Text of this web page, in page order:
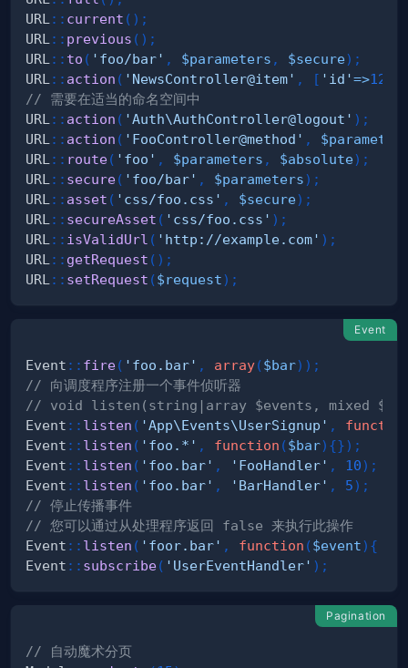
URL :: current ( ) ;
URL :: previous ( ) ;
URL :: to ( 'foo/bar' , $parameters , $secure) ;
URL :: action ( 'NewsController@item' , [ 'id'=>123
// 需要在适当的命名空间中
URL :: action ( 'Auth\AuthController@logout' ) ;
URL :: action ( 'FooController@method' ,
URL :: route( 'foo' , $parameters , $absolute) ;
URL :: secure( 'foo/bar' , $parameters) ;
URL :: asset ( 'css/foo.css' , $secure) ;
URL :: secureAsset ( 'css/foo.css' ) ;
URL :: isValidUrl ( 'http://example.com' ) ;
URL :: getRequest ( ) ;
URL :: setRequest ($request) ;
Event
Event :: fire( 'foo.bar' , array($bar) ) ;
// 向调度程序注册一个事件侦听器
// void listen(string|array $events, mixed
Event :: listen ( 'App\Events\UserSignup' ,
Event :: listen ( 'foo.*' , function ($bar) {}) ;
Event :: listen ( 'foo.bar' , 'FooHandler' , 10) ;
Event :: listen ( 'foo.bar' , 'BarHandler' , 5) ;
// 停止传播事件
// 您可以通过从处理程序返回 false 来执行此操作
Event :: listen ( 'foor.bar' , function ($event) {
Event :: subscribe( 'UserEventHandler' ) ;
Pagination
// 自动魔术分页